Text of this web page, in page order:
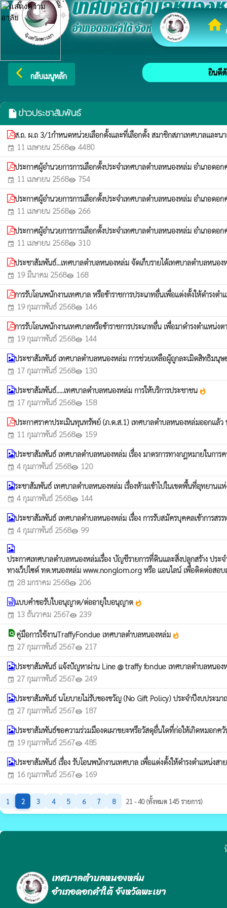
home
เทศบาลตำบลหนอง
อำเภอดอกคำใต้ จังหวัดพะเยา
arrow_back_ios กลับเมนูหลัก ยินดีต้
insert_drive_fileข่าวประชาสัมพันธ์
ส.ถ. ผ.ถ 3/1กำหนดหน่วยเลือกตั้งและที่เลือกตั้ง สมาชิกสภาเทศบาลและ
event 11 เมษายน 2568visibility 4480
ประกาศผู้อำนวยการการเลือกตั้งประจำเทศบาลตำบลหนองหล่ม อำเภอด
event 11 เมษายน 2568visibility 754
ประกาศผู้อำนวยการการเลือกตั้งประจำเทศบาลตำบลหนองหล่ม อำเภอด
event 11 เมษายน 2568visibility 266
ประกาศผู้อำนวยการการเลือกตั้งประจำเทศบาลตำบลหนองหล่ม อำเภอด
event 11 เมษายน 2568visibility 310
ประชาสัมพันธ์...เทศบาลตำบลหนองหล่ม จัดเก็บรายได้เทศบาลตำบลหนอ
event 19 มีนาคม 2568visibility 168
การรับโอนพนักงานเทศบาล หรือข้าราชการประเภทอื่นเพื่อแต่งตั้งให้ดำรงตำ
event 19 กุมภาพันธ์ 2568visibility 146
การรับโอนพนักงานเทศบาลหรือข้าราชการประเภทอื่น เพื่อมาดำรงตำแหน่ง
event 19 กุมภาพันธ์ 2568visibility 144
ประชาสัมพันธ์ เทศบาลตำบลหนองหล่ม การช่วยเหลือผู้ถูกละเมิดสิทธิมนุ
event 17 กุมภาพันธ์ 2568visibility 130
ประชาสัมพันธ์.....เทศบาลตำบลหนองหล่ม การให้บริการประชาชน whatshot
event 17 กุมภาพันธ์ 2568visibility 158
ประกาศราคาประเมินทุนทรัพย์ (ภ.ด.ส.1) เทศบาลตำบลหนองหล่มออกแล้
event 11 กุมภาพันธ์ 2568visibility 159
ประชาสัมพันธ์ เทศบาลตำบลหนองหล่ม เรื่อง มาตรการทางกฎหมายในกา
event 4 กุมภาพันธ์ 2568visibility 120
ระชาสัมพันธ์ เทศบาลตำบลหนองหล่ม เรื่องห้ามเข้าไปในเขตพื้นที่อุทยาน
event 4 กุมภาพันธ์ 2568visibility 144
ประชาสัมพันธ์ เทศบาลตำบลหนองหล่ม เรื่อง การรับสมัครบุคคลเข้าการส
event 4 กุมภาพันธ์ 2568visibility 99
ประกาศเทศบาลตำบลหนองหล่มเรื่อง บัญชีรายการที่ดินและสิ่งปลูกสร้าง ปร
ทางเว็ปไซด์ ทต.หนองหล่ม www.nonglom.org หรือ แอนไลน์ เพื่อติดต่อสอบ
event 28 มกราคม 2568visibility 206
แบบคำขอรับใบอนุญาต/ต่ออายุใบอนุญาต whatshot
event 13 ธันวาคม 2567visibility 239
find_in_page คู่มือการใช้งานTraffyFondue เทศบาลตำบลหนองหล่ม whatshot
event 27 กุมภาพันธ์ 2567visibility 217
ประชาสัมพันธ์ แจ้งปัญหาผ่าน Line @ traffy fondue เทศบาลตำบลหนอ
event 27 กุมภาพันธ์ 2567visibility 249
ประชาสัมพันธ์ นโยบายไม่รับของขวัญ (No Gift Policy) ประจำปีงบประม
event 27 กุมภาพันธ์ 2567visibility 187
ประชาสัมพันธ์ขอความร่วมมืองดเผาขยะหรือวัสดุอื่นใดที่ก่อให้เกิดหมอกค
event 19 กุมภาพันธ์ 2567visibility 485
ประชาสัมพันธ์ เรื่อง รับโอนพนักงานเทศบาล เพื่อแต่งตั้งให้ดำรงตำแหน่งสา
event 16 กุมภาพันธ์ 2567visibility 169
1 2 3 4 5 6 7 8 21 - 40 (ทั้งหมด 145 รายการ)
เทศบาลตำบลหนองหล่ม
อำเภอดอกคำใต้ จังหวัดพะเยา